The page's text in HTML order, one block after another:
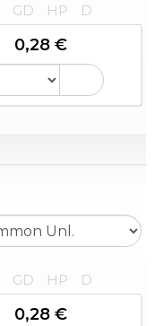
GD HP D
0,28 €
GD HP D
0,28 €